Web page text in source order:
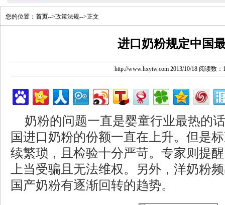
您的位置： 首页-->政策法规-->正文
进口奶粉规定中国
http://www.hxytw.com 2013/10/18 阅读数：
奶粉的问题一直是婴童行业最热的
国进口奶粉的份额一直在上升。但是
续繁琐，且检验十分严苛。专家则提
上当受骗且无法维权。另外，洋奶粉
国产奶粉有逐渐回转的趋势。